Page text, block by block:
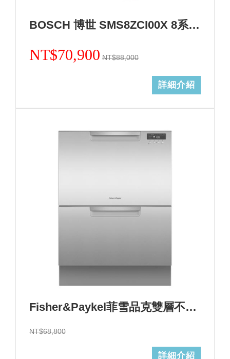
BOSCH 博世 SMS8ZCI00X 8系列沸石獨立式洗碗機+基本安裝 (加Line ID:@ye888)
NT$70,900 NT$88,000
詳細介紹
Fisher&Paykel菲雪品克雙層不鏽鋼洗碗機(14人份)型號:DD60DCHX9+基本安裝 (加Line ID:@ye888)
NT$68,800
詳細介紹